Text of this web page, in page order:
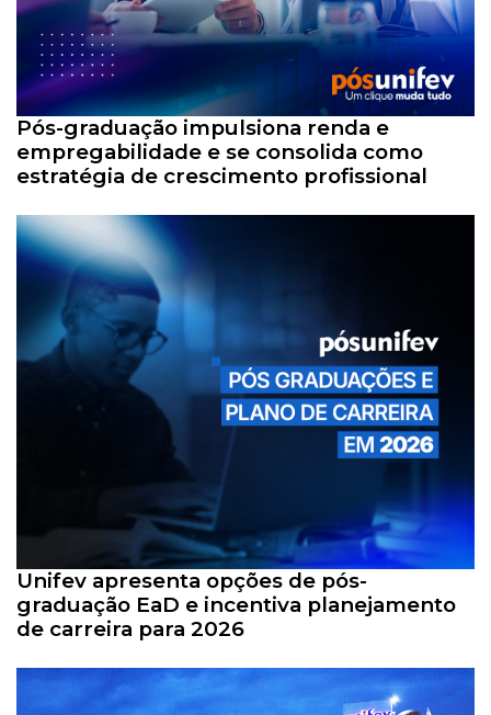
Pós-graduação impulsiona renda e
empregabilidade e se consolida como
estratégia de crescimento profissional
Unifev apresenta opções de pós-
graduação EaD e incentiva planejamento
de carreira para 2026